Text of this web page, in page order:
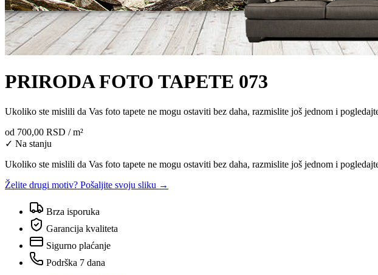
PRIRODA FOTO TAPETE 073
Ukoliko ste mislili da Vas foto tapete ne mogu ostaviti bez daha, razmislite još jednom i
od 700,00 RSD / m²
✓ Na stanju
Ukoliko ste mislili da Vas foto tapete ne mogu ostaviti bez daha, razmislite još jednom i
Želite drugi motiv? Pošaljite svoju sliku →
Brza isporuka
Garancija kvaliteta
Sigurno plaćanje
Podrška 7 dana